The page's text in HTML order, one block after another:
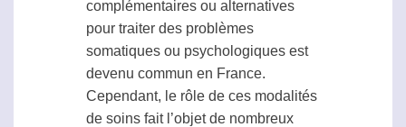
complémentaires ou alternatives
pour traiter des problèmes
somatiques ou psychologiques est
devenu commun en France.
Cependant, le rôle de ces modalités
de soins fait l’objetde nombreux